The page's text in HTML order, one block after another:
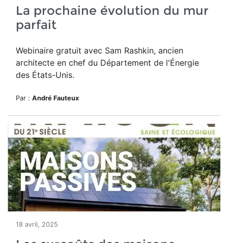
La prochaine évolution du mur
parfait
Webinaire gratuit avec Sam Rashkin, ancien
architecte en chef du Département de l'Énergie
des États-Unis.
Par : André Fauteux
18 avril, 2025